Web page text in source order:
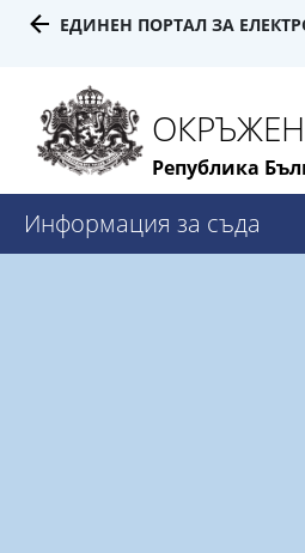
ЕДИНЕН ПОРТАЛ ЗА
Република
Информация за съда